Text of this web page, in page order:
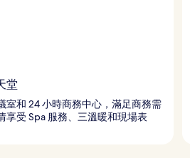
堂
室和 24 小時商務中心，滿足商務需
享受 Spa 服務、三溫暖和現場表